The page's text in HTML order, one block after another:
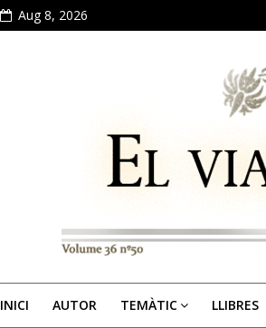
Aug 8, 2026
INICI AUTOR TEMÀTIC LLIBRES